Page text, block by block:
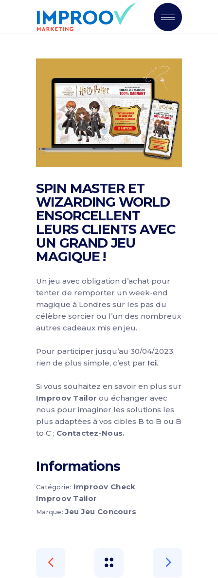
SPIN MASTER ET
WIZARDING WORLD
ENSORCELLENT
LEURS CLIENTS AVEC
UN GRAND JEU
MAGIQUE !
Un jeu avec obligation d’achat pour
tenter de remporter un week-end
magique à Londres sur les pas du
célèbre sorcier ou l’un des nombreux
autres cadeaux mis en jeu.
Pour participer jusqu’au 30/04/2023,
rien de plus simple, c’est par Ici.
Si vous souhaitez en savoir en plus sur
Improov Tailor ou échanger avec
nous pour imaginer les solutions les
plus adaptées à vos cibles B to B​ ou B
to C ; Contactez-Nous.
Informations
Catégorie: Improov Check
Improov Tailor
Marque: Jeu Jeu Concours